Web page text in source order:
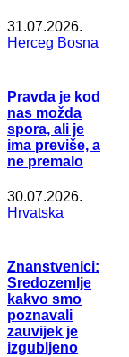
31.07.2026.
Herceg Bosna
Pravda je kod
nas možda
spora, ali je
ima previše, a
ne premalo
30.07.2026.
Hrvatska
Znanstvenici:
Sredozemlje
kakvo smo
poznavali
zauvijek je
izgubljeno